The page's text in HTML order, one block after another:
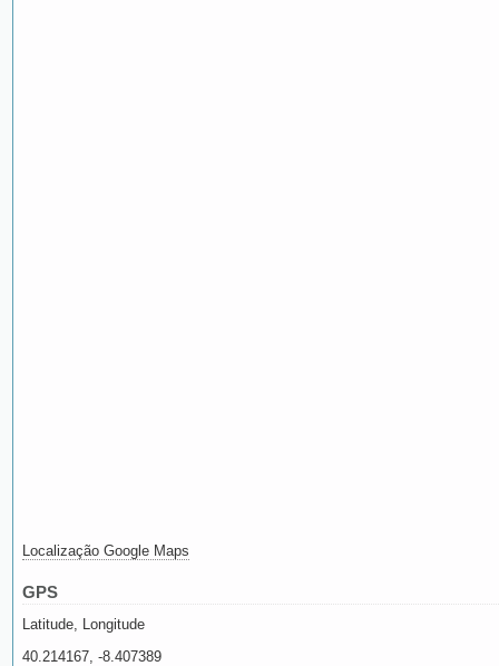
Localização Google Maps
GPS
Latitude, Longitude
40.214167, -8.407389